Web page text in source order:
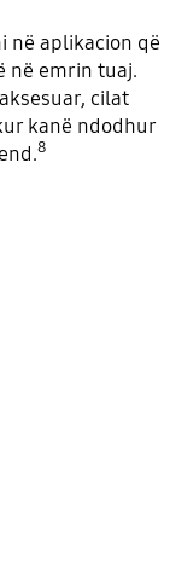
në aplikacion që
në emrin tuaj.
cilat
kanë ndodhur
8